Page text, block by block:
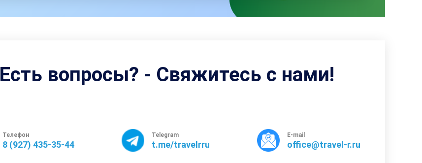
Есть вопросы? - Свяжитесь с нами!
Телефон
8 (927) 435-35-44
Telegram
t.me/travelrru
E-mail
office@travel-r.ru